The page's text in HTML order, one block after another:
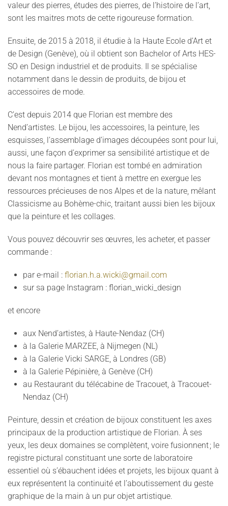
valeur des pierres, études des pierres, de l’histoire de l’art,
sont les maitres mots de cette rigoureuse formation.
Ensuite, de 2015 à 2018, il étudie à la Haute Ecole d’Art et
de Design (Genève), où il obtient son Bachelor of Arts HES-
SO en Design industriel et de produits. Il se spécialise
notamment dans le dessin de produits, de bijou et
accessoires de mode.
C’est depuis 2014 que Florian est membre des
Nend’artistes. Le bijou, les accessoires, la peinture, les
esquisses, l’assemblage d’images découpées sont pour lui,
aussi, une façon d’exprimer sa sensibilité artistique et de
nous la faire partager. Florian est tombé en admiration
devant nos montagnes et tient à mettre en exergue les
ressources précieuses de nos Alpes et de la nature, mêlant
Classicisme au Bohème-chic, traitant aussi bien les bijoux
que la peinture et les collages.
Vous pouvez découvrir ses œuvres, les acheter, et passer
commande :
par e-mail : florian.h.a.wicki@gmail.com
sur sa page Instagram : florian_wicki_design
et encore
aux Nend’artistes, à Haute-Nendaz (CH)
à la Galerie MARZEE, à Nijmegen (NL)
à la Galerie Vicki SARGE, à Londres (GB)
à la Galerie Pépinière, à Genève (CH)
au Restaurant du télécabine de Tracouet, à Tracouet-
Nendaz (CH)
Peinture, dessin et création de bijoux constituent les axes
principaux de la production artistique de Florian. À ses
yeux, les deux domaines se complètent, voire fusionnent ; le
registre pictural constituant une sorte de laboratoire
essentiel où s’ébauchent idées et projets, les bijoux quant à
eux représentent la continuité et l’aboutissement du geste
graphique de la main à un pur objet artistique.